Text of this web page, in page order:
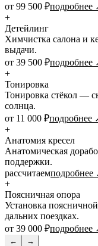
от 99 500 ₽подробнее
+
Детейлинг
Химчистка салона и
выдачи.
от 39 500 ₽подробнее
+
Тонировка
Тонировка стёкол —
солнца.
от 11 000 ₽подробнее
+
Анатомия кресел
Анатомическая
поддержки.
рассчитаемподробнее
+
Поясничная опора
Установка
дальних поездках.
от 39 000 ₽подробнее
← →